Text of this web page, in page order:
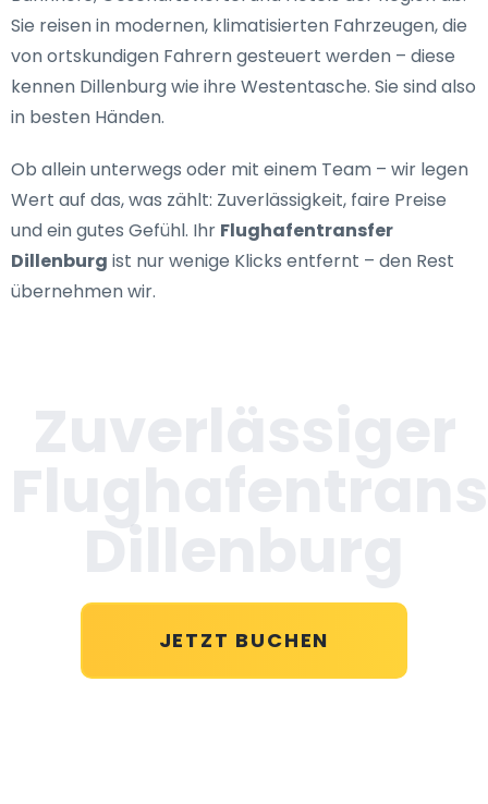
Sie reisen in modernen, klimatisierten Fahrzeugen, die
von ortskundigen Fahrern gesteuert werden – diese
kennen Dillenburg wie ihre Westentasche. Sie sind also
in besten Händen.
Ob allein unterwegs oder mit einem Team – wir legen
Wert auf das, was zählt: Zuverlässigkeit, faire Preise
und ein gutes Gefühl. Ihr Flughafentransfer
Dillenburg ist nur wenige Klicks entfernt – den Rest
übernehmen wir.
Dillenburg
JETZT BUCHEN